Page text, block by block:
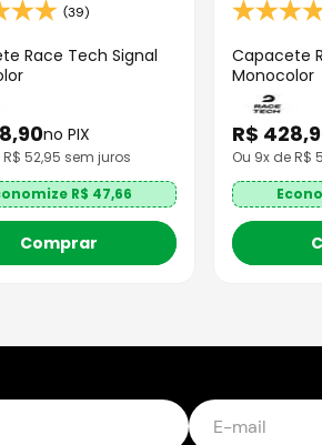
(39)
Race Tech Signal
,90no PIX
52,95 sem juros
R$ 47,66
Comprar
Capacete
Monocolor
R$ 428,
Ou 9x de R$